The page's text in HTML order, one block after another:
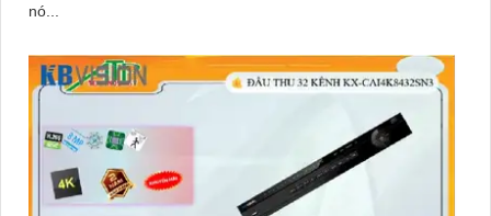
nó...